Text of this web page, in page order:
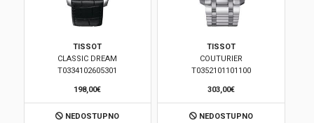
TISSOT
CLASSIC DREAM
T0334102605301
198,00€
NEDOSTUPNO
TISSOT
COUTURIER
T0352101101100
303,00€
NEDOSTUPNO